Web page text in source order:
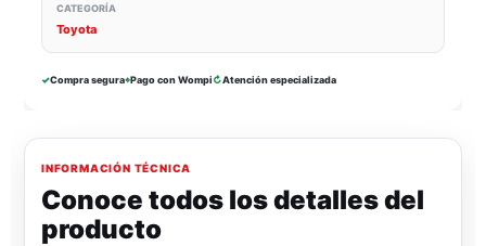
CATEGORÍA
Toyota
✓Compra segura⌖Pago con Wompi↻Atención especializada
INFORMACIÓN TÉCNICA
Conoce todos los detalles del
producto